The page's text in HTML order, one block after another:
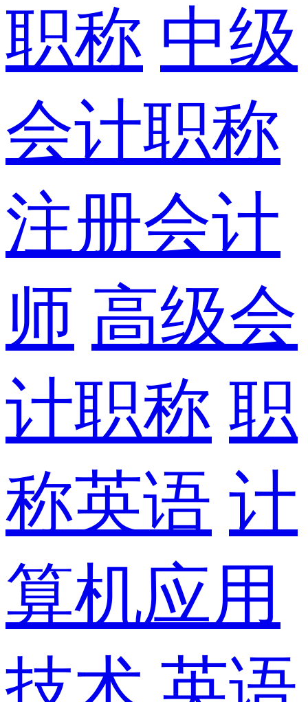
职称 中级
会计职称
注册会计
师 高级会
计职称 职
称英语 计
算机应用